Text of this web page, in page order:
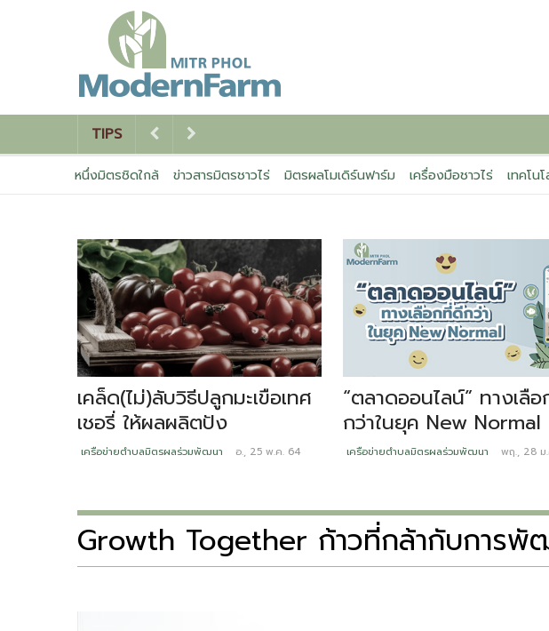
TIPS
หนึ่งมิตรชิดใกล้ ข่าวสารมิตรชาวไร่ มิตรผลโมเดิร์นฟาร์ม เครื่องมือชาวไร่ เทคโน
เคล็ด(ไม่)ลับวิธีปลูกมะเขือเทศ
เชอรี่ ให้ผลผลิตปัง
เครือข่ายตำบลมิตรผลร่วมพัฒนา อ., 25 พ.ค. 64
“ตลาดออนไลน์” ทางเลื
กว่าในยุค New Normal
เครือข่ายตำบลมิตรผลร่วมพัฒนา พฤ., 28 ม
Growth Together ก้าวที่กล้ากับการ